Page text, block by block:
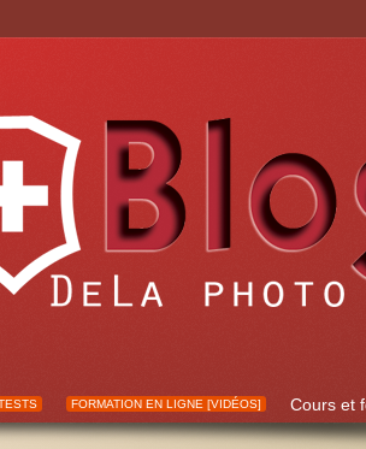
FORMATION EN LIGNE [VIDÉOS] Cours et